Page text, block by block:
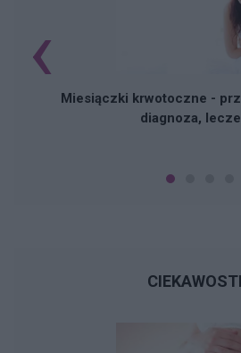
Miesiączki krwotoczne -
diagnoza,
‹